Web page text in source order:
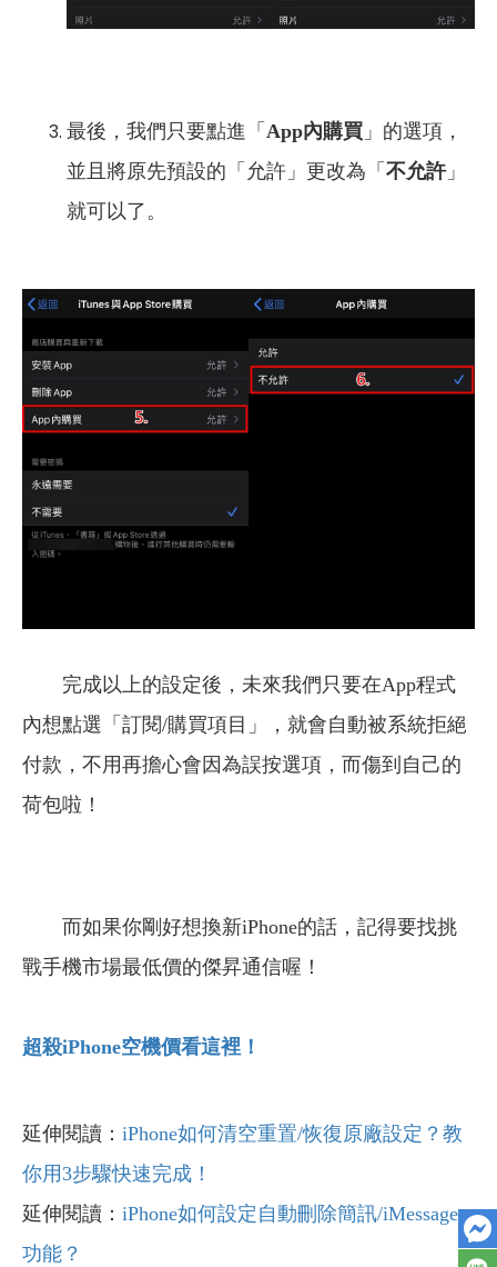
最後，我們只要點進「 App內購買 」的選項，
並且將原先預設的「允許」更改為「 不允許」
就可以了。
完成以上的設定後，未來我們只要在App程式
內想點選「訂閱/購買項目」，就會自動被系統拒絕
付款，不用再擔心會因為誤按選項，而傷到自己的
荷包啦！
而如果你剛好想換新iPhone的話，記得要找挑
戰手機市場最低價的傑昇通信喔！
超殺iPhone空機價看這裡！
延伸閱讀： iPhone如何清空重置/恢復原廠設定？教
你用3步驟快速完成！
延伸閱讀： iPhone如何設定自動刪除簡訊/iMessage
功能？